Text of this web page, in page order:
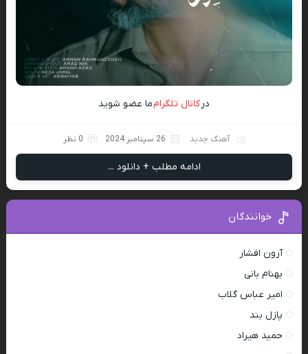
درکانال تلگرامما عضو شوید
آهنگ جدید 26 سپتامبر 2024 0 نظر
ادامه مطلب + دانلود ...
خوانندگان
آرون افشار
بهنام بانی
امیر عباس گلاب
پازل بند
حمید هیراد